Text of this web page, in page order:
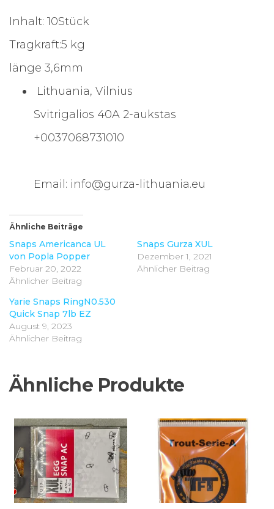
Inhalt: 10Stück
Tragkraft:5 kg
länge 3,6mm
Lithuania, Vilnius
Svitrigalios 40A 2-aukstas
+0037068731010
Email: info@gurza-lithuania.eu
Ähnliche Beiträge
Snaps Americanca UL
von Popla Popper
Februar 20, 2022
Ähnlicher Beitrag
Snaps Gurza XUL
Dezember 1, 2021
Ähnlicher Beitrag
Yarie Snaps RingN0.530
Quick Snap 7lb EZ
August 9, 2023
Ähnlicher Beitrag
Ähnliche Produkte